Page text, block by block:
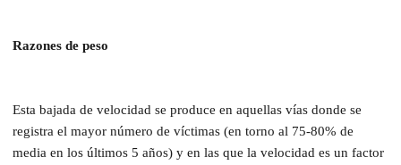
Razones de peso
Esta bajada de velocidad se produce en aquellas vías donde se
registra el mayor número de víctimas (en torno al 75-80% de
media en los últimos 5 años) y en las que la velocidad es un factor